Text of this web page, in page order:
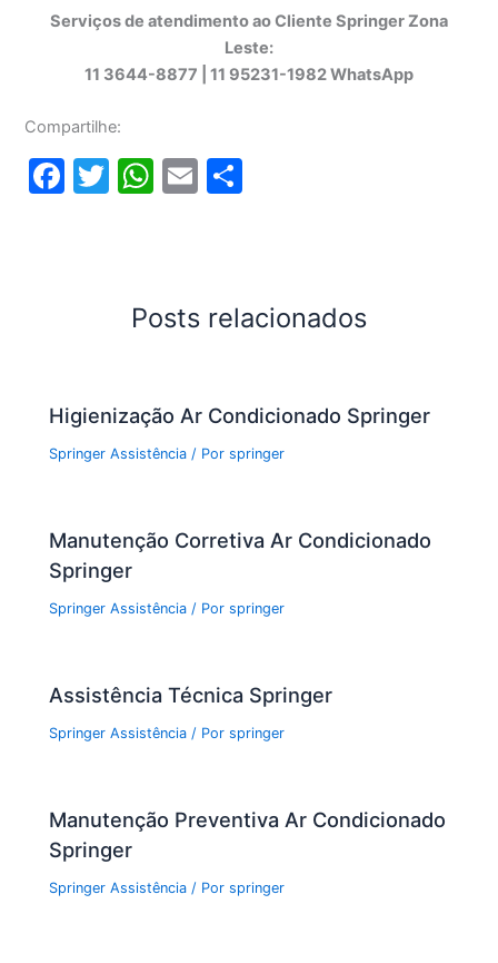
Serviços de atendimento ao Cliente Springer Zona
Leste:
11 3644-8877 | 11 95231-1982 WhatsApp
Compartilhe:
F
k
T
W
A
E
Posts relacionados
Higienização Ar Condicionado Springer
Springer Assistência / Porspringer
Manutenção Corretiva Ar Condicionado
Springer
Springer Assistência / Porspringer
Assistência Técnica Springer
Springer Assistência / Porspringer
Manutenção Preventiva Ar Condicionado
Springer
Springer Assistência / Porspringer